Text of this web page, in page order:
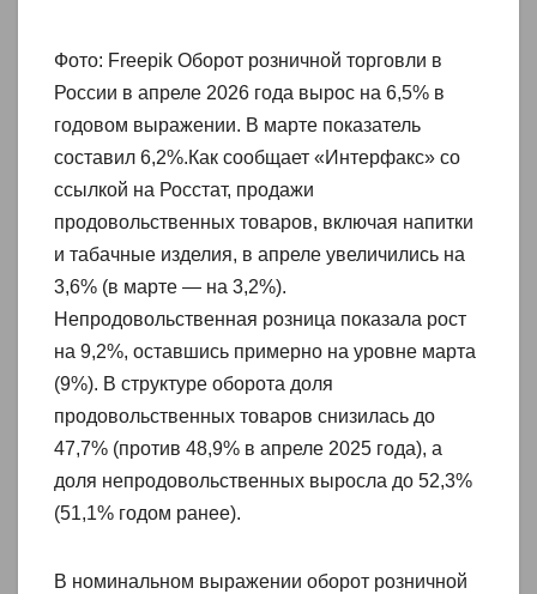
Фото: Freepik Оборот розничной торговли в
России в апреле 2026 года вырос на 6,5% в
годовом выражении. В марте показатель
составил 6,2%.Как сообщает «Интерфакс» со
ссылкой на Росстат, продажи
продовольственных товаров, включая напитки
и табачные изделия, в апреле увеличились на
3,6% (в марте — на 3,2%).
Непродовольственная розница показала рост
на 9,2%, оставшись примерно на уровне марта
(9%). В структуре оборота доля
продовольственных товаров снизилась до
47,7% (против 48,9% в апреле 2025 года), а
доля непродовольственных выросла до 52,3%
(51,1% годом ранее).
В номинальном выражении оборот розничной